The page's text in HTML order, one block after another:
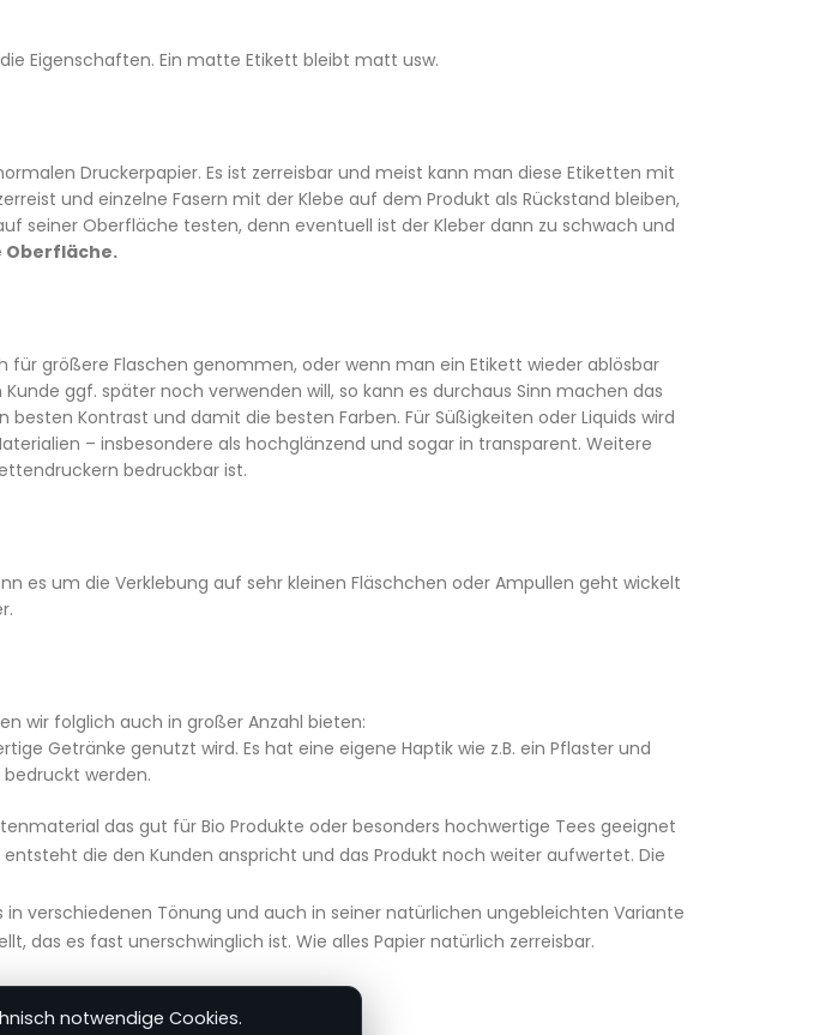
Eigenschaften. Ein matte Etikett bleibt matt usw.
Druckerpapier. Es ist zerreisbar und meist kann man diese Etiketten mit
und einzelne Fasern mit der Klebe auf dem Produkt als Rückstand bleiben,
seiner Oberfläche testen, denn eventuell ist der Kleber dann zu schwach und
Oberfläche.
größere Flaschen genommen, oder wenn man ein Etikett wieder ablösbar
ggf. später noch verwenden will, so kann es durchaus Sinn machen das
Kontrast und damit die besten Farben. Für Süßigkeiten oder Liquids wird
– insbesondere als hochglänzend und sogar in transparent. Weitere
bedruckbar ist.
es um die Verklebung auf sehr kleinen Fläschchen oder Ampullen geht wickelt
wir folglich auch in großer Anzahl bieten:
Getränke genutzt wird. Es hat eine eigene Haptik wie z.B. ein Pflaster und
werden.
das gut für Bio Produkte oder besonders hochwertige Tees geeignet
die den Kunden anspricht und das Produkt noch weiter aufwertet. Die
verschiedenen Tönung und auch in seiner natürlichen ungebleichten Variante
das es fast unerschwinglich ist. Wie alles Papier natürlich zerreisbar.
notwendige Cookies.